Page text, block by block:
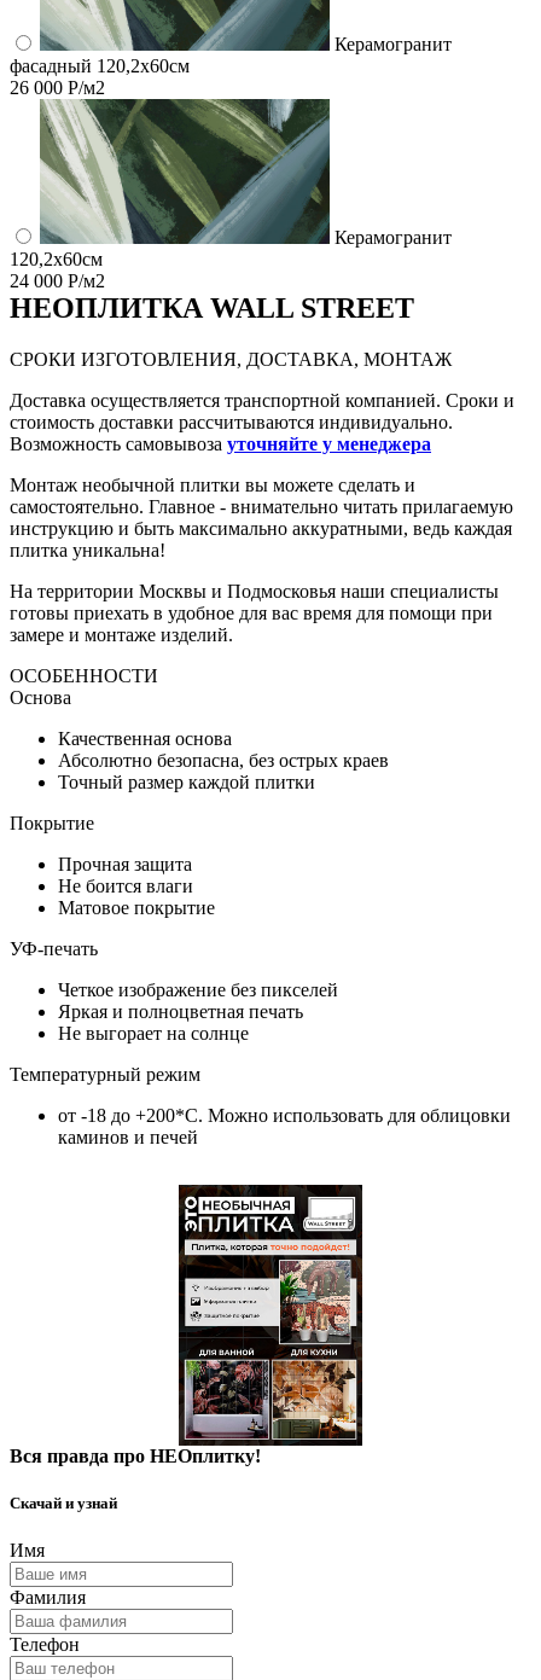
Керамогранит
фасадный 120,2x60см
26 000 Р/м2
Керамогранит
120,2x60см
24 000 Р/м2
НЕОПЛИТКА WALL STREET
СРОКИ ИЗГОТОВЛЕНИЯ, ДОСТАВКА, МОНТАЖ
Доставка осуществляется транспортной компанией. Сроки и
стоимость доставки рассчитываются индивидуально.
Возможность самовывоза уточняйте у менеджера
Монтаж необычной плитки вы можете сделать и
самостоятельно. Главное - внимательно читать прилагаемую
инструкцию и быть максимально аккуратными, ведь каждая
плитка уникальна!
На территории Москвы и Подмосковья наши специалисты
готовы приехать в удобное для вас время для помощи при
замере и монтаже изделий.
ОСОБЕННОСТИ
Основа
Качественная основа
Абсолютно безопасна, без острых краев
Точный размер каждой плитки
Покрытие
Прочная защита
Не боится влаги
Матовое покрытие
УФ-печать
Четкое изображение без пикселей
Яркая и полноцветная печать
Не выгорает на солнце
Температурный режим
от -18 до +200*C. Можно использовать для облицовки
каминов и печей
Вся правда про НЕОплитку!
Скачай и узнай
Имя
Фамилия
Телефон